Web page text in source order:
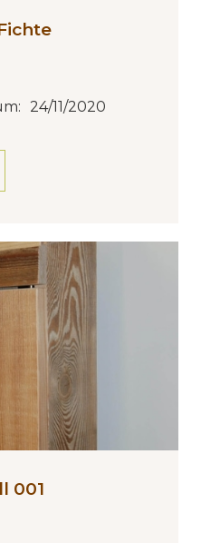
24/11/2020
001